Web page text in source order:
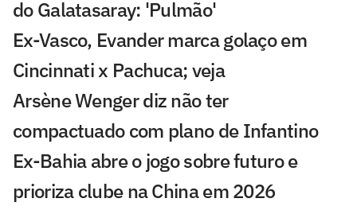
do Galatasaray: 'Pulmão'
Ex-Vasco, Evander marca golaço em
Cincinnati x Pachuca; veja
Arsène Wenger diz não ter
compactuado com plano de Infantino
Ex-Bahia abre o jogo sobre futuro e
prioriza clube na China em 2026